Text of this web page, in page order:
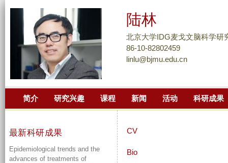
到
主
要
内
陆林
北京大学IDG麦戈文脑科学研
86-10-82802459
linlu@bjmu.edu.cn
简介 研究兴趣 课程 新闻 活动 科研成果
CV
Bio
最新科研成果
Epidemiological trends and the
advances of treatments of